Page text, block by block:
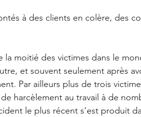
à des clients en colère, des
la moitié des victimes dans le
et souvent seulement après
Par ailleurs plus de trois
harcèlement au travail à de
le plus récent s’est produit